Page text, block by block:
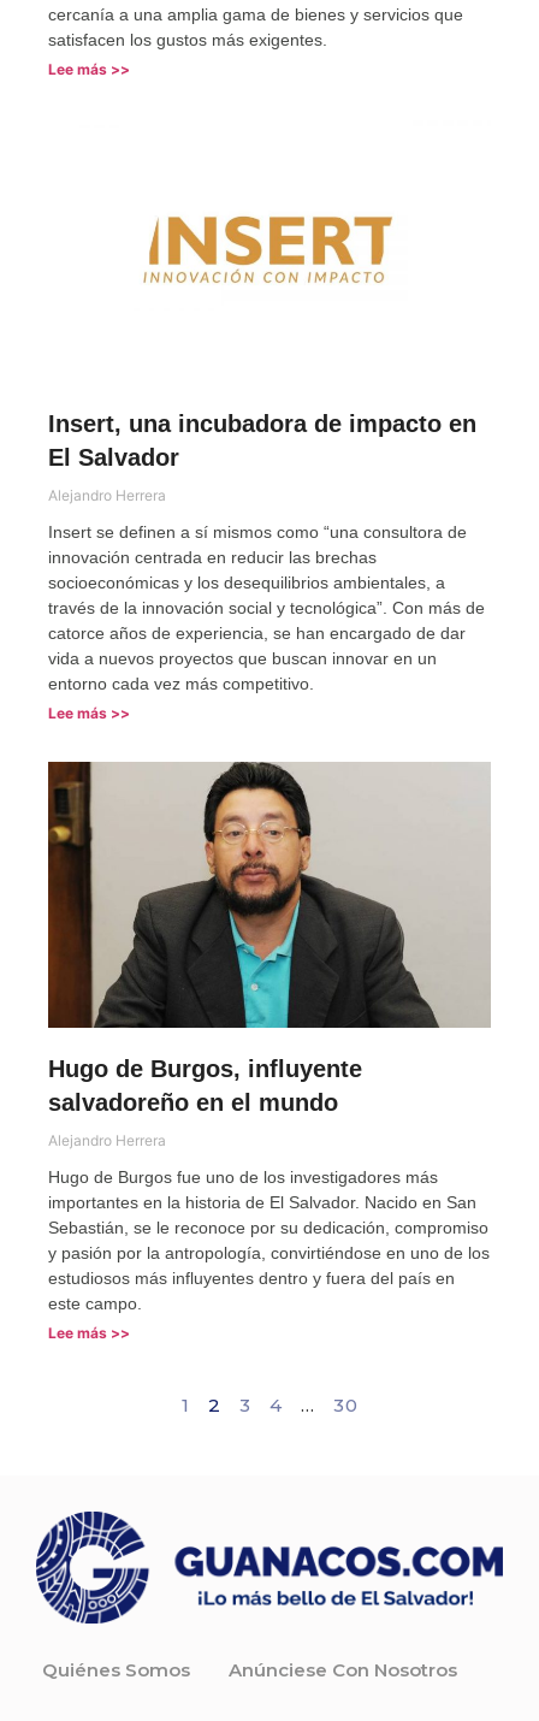
cercanía a una amplia gama de bienes y servicios que
satisfacen los gustos más exigentes.
Lee más >>
Insert, una incubadora de impacto en
El Salvador
Alejandro Herrera
Insert se definen a sí mismos como “una consultora de
innovación centrada en reducir las brechas
socioeconómicas y los desequilibrios ambientales, a
través de la innovación social y tecnológica”. Con más de
catorce años de experiencia, se han encargado de dar
vida a nuevos proyectos que buscan innovar en un
entorno cada vez más competitivo.
Lee más >>
Hugo de Burgos, influyente
salvadoreño en el mundo
Alejandro Herrera
Hugo de Burgos fue uno de los investigadores más
importantes en la historia de El Salvador. Nacido en San
Sebastián, se le reconoce por su dedicación, compromiso
y pasión por la antropología, convirtiéndose en uno de los
estudiosos más influyentes dentro y fuera del país en
este campo.
Lee más >>
1 2 3 4 … 30
Quiénes Somos Anúnciese Con Nosotros